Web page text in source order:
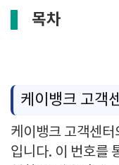
목차
케이뱅크 고객
케이뱅크 고객센
입니다. 이 번호를